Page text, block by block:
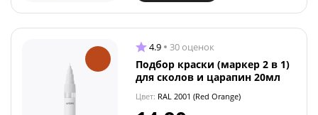
4.9 30 оценок
Подбор краски (маркер 2 в 1)
для сколов и царапин 20мл
Цвет: RAL 2001 (Red Orange)